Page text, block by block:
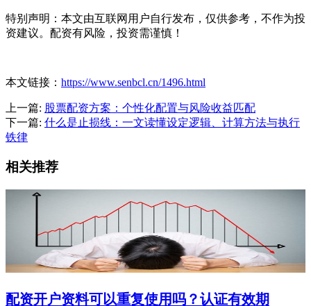
特别声明：本文由互联网用户自行发布，仅供参考，不作为投
资建议。配资有风险，投资需谨慎！
本文链接： https://www.senbcl.cn/1496.html
上一篇: 股票配资方案：个性化配置与风险收益匹配
下一篇: 什么是止损线：一文读懂设定逻辑、计算方法与执行
铁律
相关推荐
配资开户资料可以重复使用吗？认证有效期